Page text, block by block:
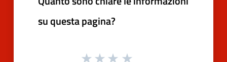
su questa pagina?